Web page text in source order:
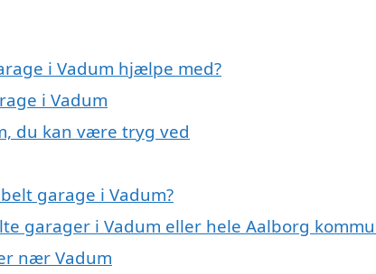
i Vadum hjælpe med?
i Vadum
du kan være tryg ved
garage i Vadum?
garager i Vadum eller hele Aalborg
nær Vadum